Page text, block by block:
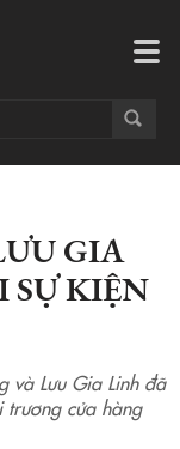
GIA
KIỆN
và Lưu Gia Linh đã
cửa hàng